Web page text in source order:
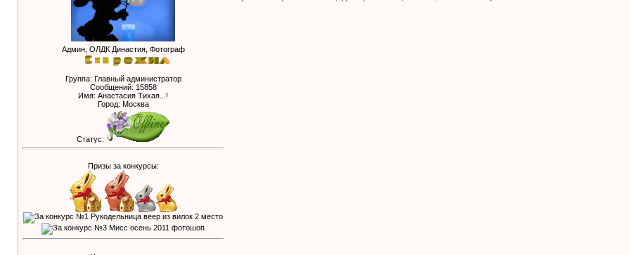
Админ, ОЛДК Династия, Фотограф
Группа: Главный администратор
Сообщений: 15858
Имя: Анастасия Тихая...!
Город: Москва
Статус:
Призы за конкурсы: